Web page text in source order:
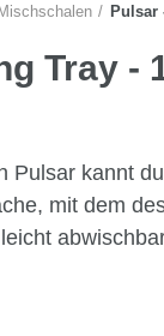
Pulsar
Tray -
Pulsar kannt
mit dem